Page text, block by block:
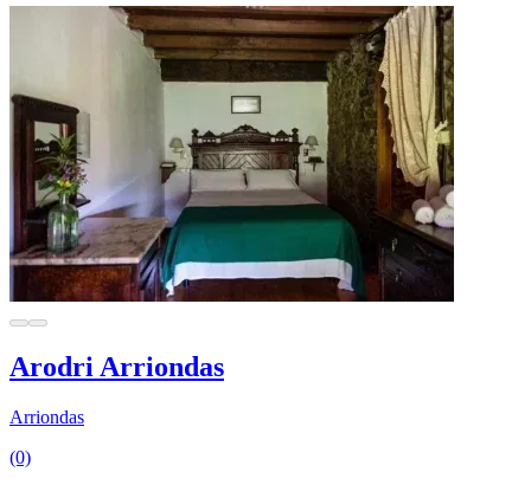
Arodri Arriondas
Arriondas
(0)